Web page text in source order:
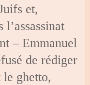
et,
l’assassinat
– Emmanuel
de rédiger
le ghetto,